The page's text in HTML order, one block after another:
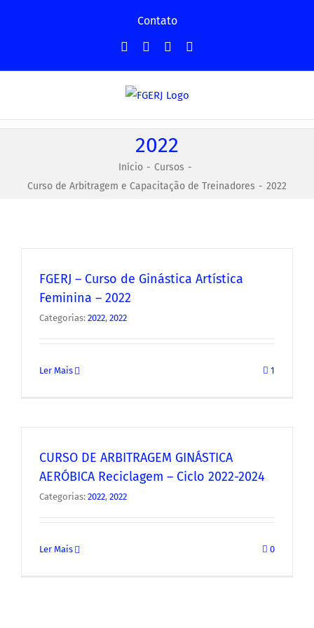
conteúdo
Contato
FacebookInstagramYouTube
Grupo
2022
Início
Cursos
Curso de Arbitragem e Capacitação de Treinadores
2022
FGERJ – Curso de Ginástica Artística
Feminina – 2022
Categorias: 2022, 2022
Ler Mais 1
CURSO DE ARBITRAGEM GINÁSTICA
AERÓBICA Reciclagem – Ciclo 2022-2024
Categorias: 2022, 2022
Ler Mais 0